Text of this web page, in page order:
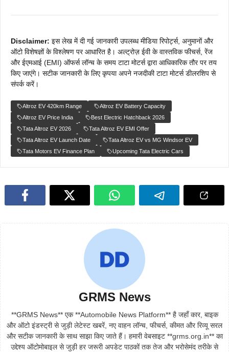
Disclaimer: इस लेख में दी गई जानकारी उपलब्ध मीडिया रिपोर्ट्स, अनुमानों और
ऑटो विशेषज्ञों के विश्लेषण पर आधारित है। अल्ट्रोज़ ईवी के वास्तविक फीचर्स, रेंज
और ईएमआई (EMI) ऑफर्स लॉन्च के समय टाटा मोटर्स द्वारा आधिकारिक तौर पर तय
किए जाएंगे। सटीक जानकारी के लिए कृपया अपने नजदीकी टाटा मोटर्स डीलरशिप से
संपर्क करें।
Altroz EV 420km Range
Altroz EV Battery Capacity
Altroz EV Price India
Best Electric Hatchback 2026
Tata Altroz EV 2026
Tata Altroz EV EMI Offer
Tata Altroz EV Launch Date
Tata Altroz EV vs MG Windsor EV
Tata Motors EV Finance Plan
Upcoming Tata Electric Cars
GRMS News
**GRMS News** एक **Automobile News Platform** है जहाँ कार, बाइक
और ऑटो इंडस्ट्री से जुड़ी लेटेस्ट खबरें, नए वाहन लॉन्च, फीचर्स, कीमत और रिव्यू सरल
और सटीक जानकारी के साथ साझा किए जाते हैं। हमारी वेबसाइट **grms.org.in** का
उद्देश्य ऑटोमोबाइल से जुड़ी हर जरूरी अपडेट पाठकों तक तेज और भरोसेमंद तरीके से